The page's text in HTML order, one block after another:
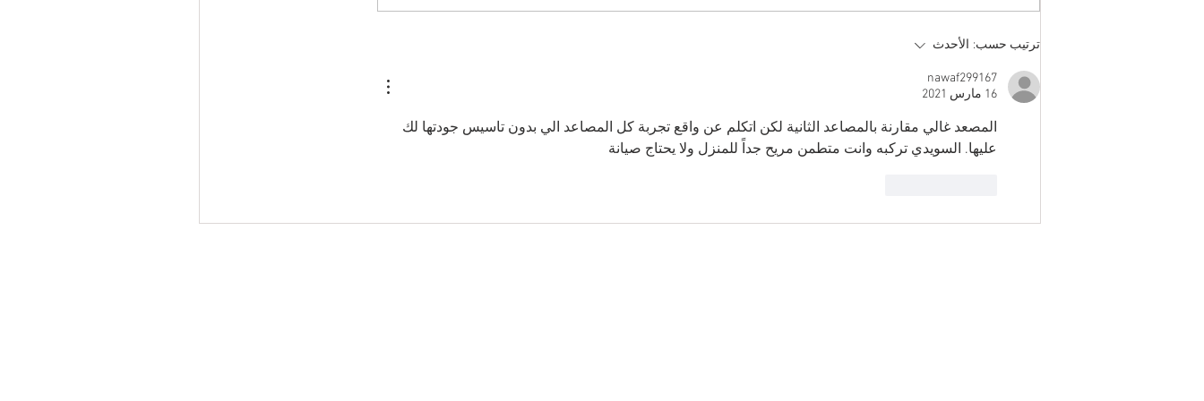
ترتيب حسب: الأحدث
nawaf299167
16 مارس 2021
المصعد غالي مقارنة بالمصاعد الثانية لكن اتكلم عن واقع تجربة كل المصاعد الي بدون تاسيس جودتها لك
عليها. السويدي تركبه وانت متطمن مريح جداً للمنزل ولا يحتاج صيانة